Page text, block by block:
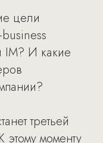
цели
IM? И какие
третьей
этому моменту